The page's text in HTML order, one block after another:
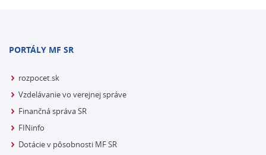
PORTÁLY MF SR
rozpocet.sk
Vzdelávanie vo verejnej správe
Finančná správa SR
FINinfo
Dotácie v pôsobnosti MF SR